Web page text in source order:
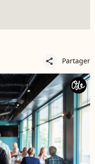
share Partager